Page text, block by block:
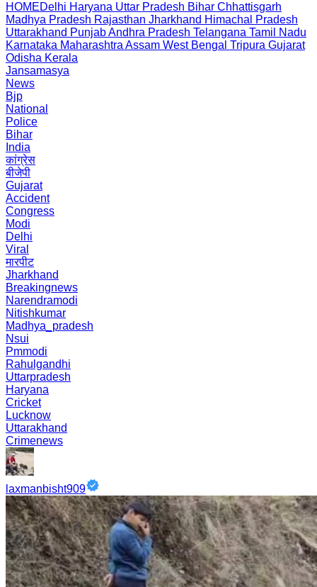
HOMEDelhi Haryana Uttar Pradesh Bihar Chhattisgarh
Madhya Pradesh Rajasthan Jharkhand Himachal Pradesh
Uttarakhand PunjabAndhra Pradesh Telangana Tamil Nadu
Karnataka Maharashtra Assam West Bengal Tripura Gujarat
Odisha Kerala
Jansamasya
News
Bjp
National
Police
Bihar
India
कांग्रेस
बीजेपी
Gujarat
Accident
Congress
Modi
Delhi
Viral
मारपीट
Jharkhand
Breakingnews
Narendramodi
Nitishkumar
Madhya_pradesh
Nsui
Pmmodi
Rahulgandhi
Uttarpradesh
Haryana
Cricket
Lucknow
Uttarakhand
Crimenews
laxmanbisht909